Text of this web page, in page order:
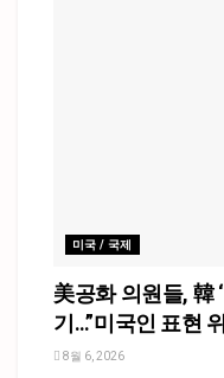
미국 / 국제
美공화 의원들, 韓
기…”미국인 표현
8월 6, 2026